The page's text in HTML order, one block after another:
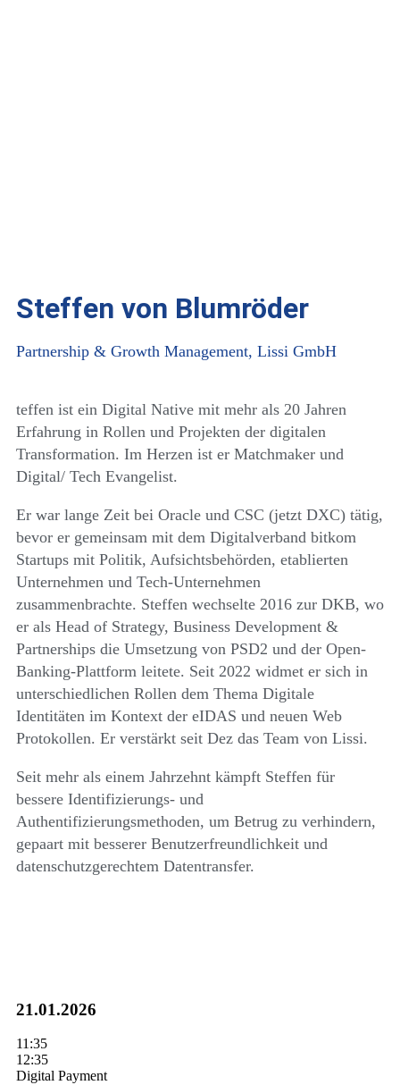
Steffen von Blumröder
Partnership & Growth Management, Lissi GmbH
teffen ist ein Digital Native mit mehr als 20 Jahren
Erfahrung in Rollen und Projekten der digitalen
Transformation. Im Herzen ist er Matchmaker und
Digital/ Tech Evangelist.
Er war lange Zeit bei Oracle und CSC (jetzt DXC) tätig,
bevor er gemeinsam mit dem Digitalverband bitkom
Startups mit Politik, Aufsichtsbehörden, etablierten
Unternehmen und Tech-Unternehmen
zusammenbrachte. Steffen wechselte 2016 zur DKB, wo
er als Head of Strategy, Business Development &
Partnerships die Umsetzung von PSD2 und der Open-
Banking-Plattform leitete. Seit 2022 widmet er sich in
unterschiedlichen Rollen dem Thema Digitale
Identitäten im Kontext der eIDAS und neuen Web
Protokollen. Er verstärkt seit Dez das Team von Lissi.
Seit mehr als einem Jahrzehnt kämpft Steffen für
bessere Identifizierungs- und
Authentifizierungsmethoden, um Betrug zu verhindern,
gepaart mit besserer Benutzerfreundlichkeit und
datenschutzgerechtem Datentransfer.
21.01.2026
11:35
12:35
Digital Payment